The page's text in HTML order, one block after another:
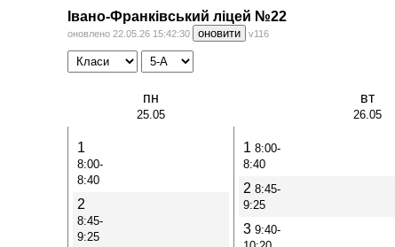
Івано-Франківський ліцей №22
оновлено 22.05.26 15:42:30 оновити v116
пн
25.05
вт
26.05
1
8:00-
8:40
2
8:45-
9:25
18:00-
8:40
28:45-
9:25
39:40-